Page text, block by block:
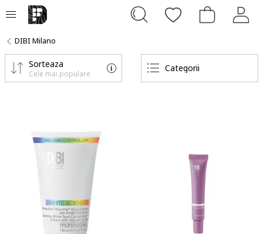
DIBI Milano
Categorii
Sorteaza
Cele mai populare